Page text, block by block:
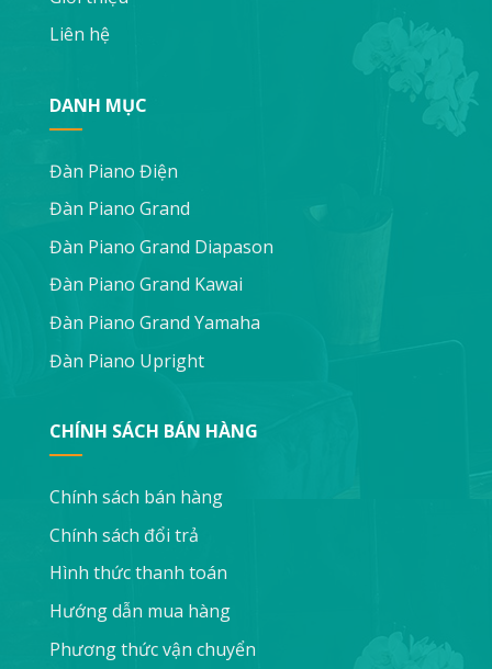
Liên hệ
DANH MỤC
Đàn Piano Điện
Đàn Piano Grand
Đàn Piano Grand Diapason
Đàn Piano Grand Kawai
Đàn Piano Grand Yamaha
Đàn Piano Upright
CHÍNH SÁCH BÁN HÀNG
Chính sách bán hàng
Chính sách đổi trả
Hình thức thanh toán
Hướng dẫn mua hàng
Phương thức vận chuyển